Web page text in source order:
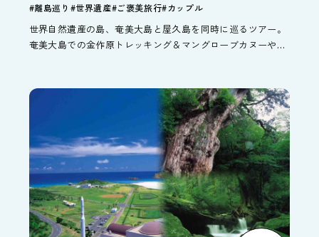
#離島巡り #世界遺産#ご褒美旅行#カップル
世界自然遺産の島、奄美大島と屋久島を同時に巡るツアー。
奄美大島での金作原トレッキング＆マングローブカヌーやシ
島を目いっぱい楽しんでください。